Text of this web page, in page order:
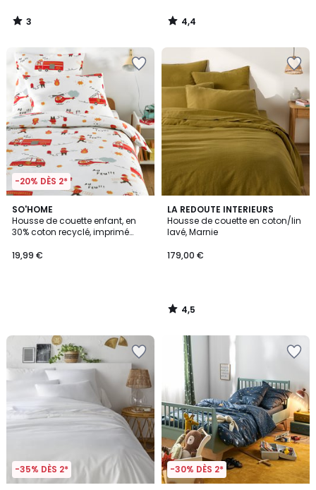
3
/
4,4
/
-20% DÈS 2*
SO'HOME
Housse de couette enfant, en
30% coton recyclé, imprimé
19,99 €
LA REDOUTE INTERIEURS
Housse de couette en coton/lin
lavé, Marnie
179,00 €
4,5
/ 5
4,5
/
-35% DÈS 2* -30% DÈS 2*